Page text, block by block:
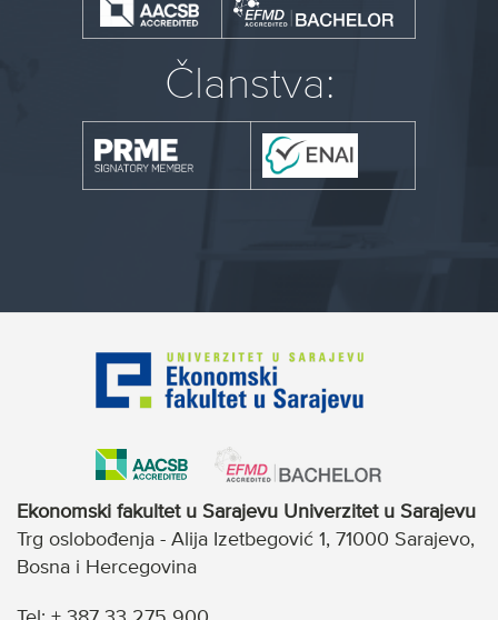
Članstva:
Ekonomski fakultet u Sarajevu Univerzitet u Sarajevu
Trg oslobođenja - Alija Izetbegović 1, 71000 Sarajevo,
Bosna i Hercegovina